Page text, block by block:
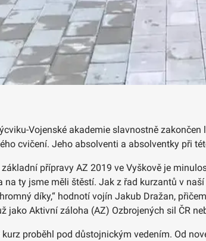
Vojenské akademie slavnostně
cvičení. Jeho absolventi a absolventky při
přípravy AZ 2019 ve Vyškově je
na ty jsme měli štěstí. Jak z řad kurzantů v
díky,“ hodnotí vojín Jakub Dražan,
jako Aktivní záloha (AZ) Ozbrojených sil ČR
proběhl pod důstojnickým vedením. Od